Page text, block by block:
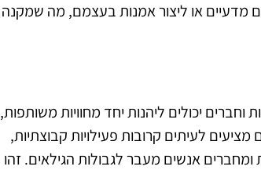
מדעיים או ליצור אמנות בעצמם, מה שמקנה
יכולים ליהנות יחד מחוויות משותפות,
מציעים לעיתים קרובות פעילויות קבוצתיות,
אנשים מעבר לגבולות הגילאים. זהו